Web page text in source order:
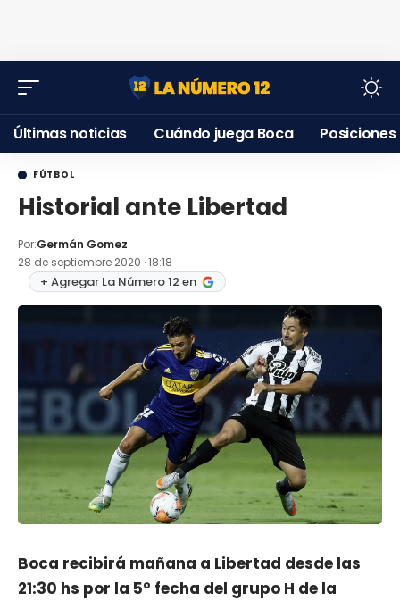
Últimas noticias Cuándo juega Boca Posiciones
FÚTBOL
Historial ante Libertad
Por:Germán Gomez
28 de septiembre 2020 · 18:18
+ Agregar La Número 12 en
Boca recibirá mañana a Libertad desde las
21:30 hs por la 5° fecha del grupo H de la